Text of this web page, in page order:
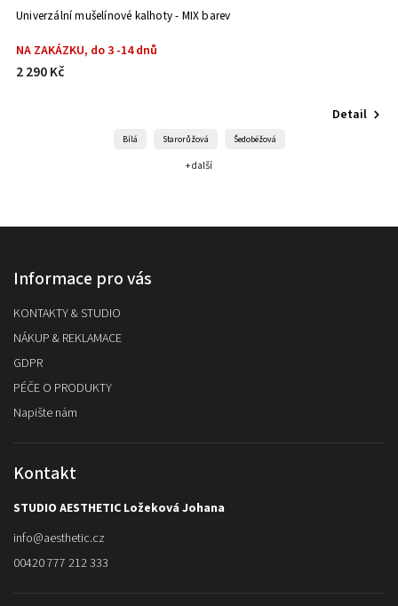
Univerzální mušelínové kalhoty - MIX barev
NA ZAKÁZKU, do 3 -14 dnů
2 290 Kč
Detail
Bílá Starorůžová Šedobéžová
+ další
Informace pro vás
KONTAKTY & STUDIO
NÁKUP & REKLAMACE
GDPR
PÉČE O PRODUKTY
Napište nám
Kontakt
STUDIO AESTHETIC Ložeková Johana
info@aesthetic.cz
00420 777 212 333